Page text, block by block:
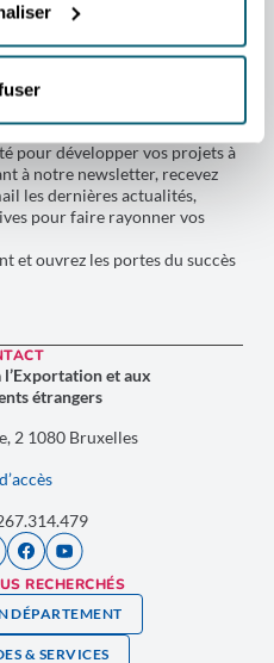
AU MONDE
pour développer vos projets à
à notre newsletter, recevez
les dernières actualités,
pour faire rayonner vos
et ouvrez les portes du succès
et aux
étrangers
2 1080 Bruxelles
RECHERCHÉS
DÉPARTEMENT
& SERVICES